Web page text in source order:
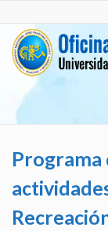
Oficina de
Universidad
Programa